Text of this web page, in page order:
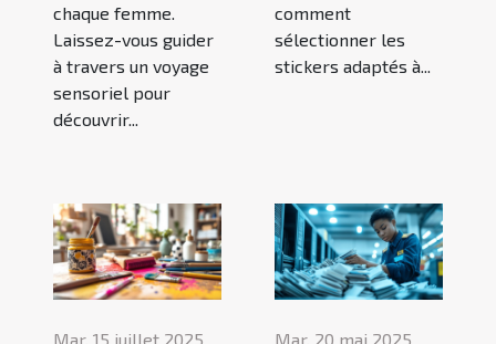
chaque femme.
Laissez-vous guider
à travers un voyage
sensoriel pour
découvrir...
comment
sélectionner les
stickers adaptés à...
Mar. 15 juillet 2025 Mar. 20 mai 2025